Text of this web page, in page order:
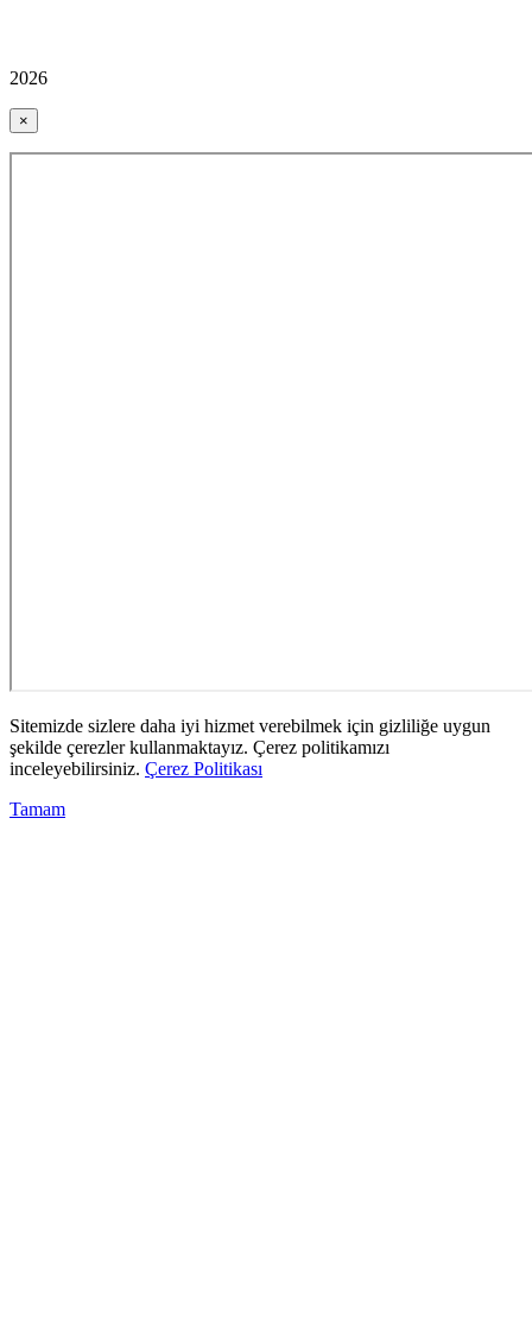
2026
×
Sitemizde sizlere daha iyi hizmet verebilmek için gizliliğe uygun
şekilde çerezler kullanmaktayız. Çerez politikamızı
inceleyebilirsiniz. Çerez Politikası
Tamam